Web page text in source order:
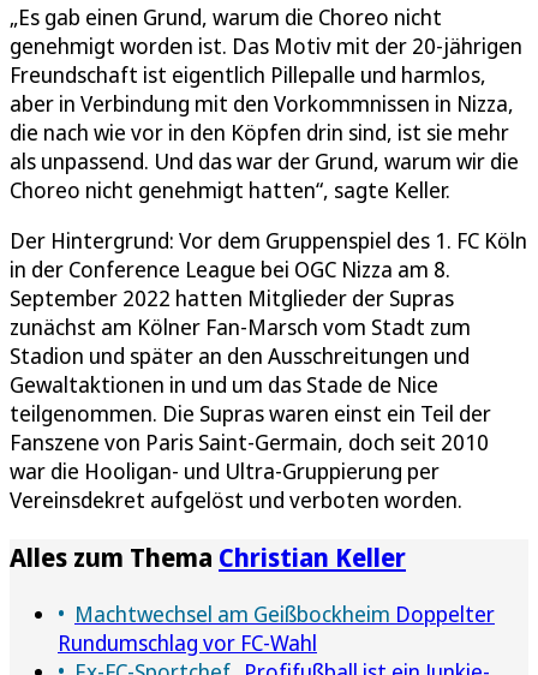
„Es gab einen Grund, warum die Choreo nicht
genehmigt worden ist. Das Motiv mit der 20-jährigen
Freundschaft ist eigentlich Pillepalle und harmlos,
aber in Verbindung mit den Vorkommnissen in Nizza,
die nach wie vor in den Köpfen drin sind, ist sie mehr
als unpassend. Und das war der Grund, warum wir die
Choreo nicht genehmigt hatten“, sagte Keller.
Der Hintergrund: Vor dem Gruppenspiel des 1. FC Köln
in der Conference League bei OGC Nizza am 8.
September 2022 hatten Mitglieder der Supras
zunächst am Kölner Fan-Marsch vom Stadt zum
Stadion und später an den Ausschreitungen und
Gewaltaktionen in und um das Stade de Nice
teilgenommen. Die Supras waren einst ein Teil der
Fanszene von Paris Saint-Germain, doch seit 2010
war die Hooligan- und Ultra-Gruppierung per
Vereinsdekret aufgelöst und verboten worden.
Alles zum Thema Christian Keller
Machtwechsel am Geißbockheim Doppelter
Rundumschlag vor FC-Wahl